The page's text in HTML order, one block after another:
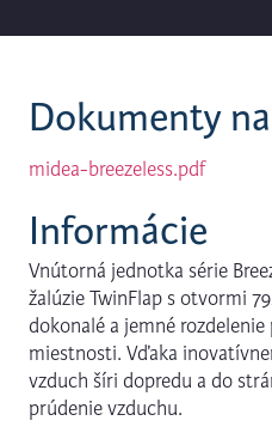
Dokumenty
midea-breezeless.pdf
Informácie
Vnútorná jednotka série
žalúzie TwinFlap s otvormi
dokonalé a jemné
miestnosti. Vďaka
vzduch šíri dopredu a do
prúdenie vzduchu.